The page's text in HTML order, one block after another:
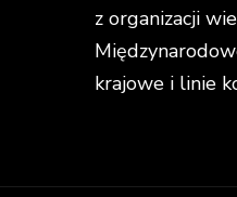
z organizacji
krajowe i linie